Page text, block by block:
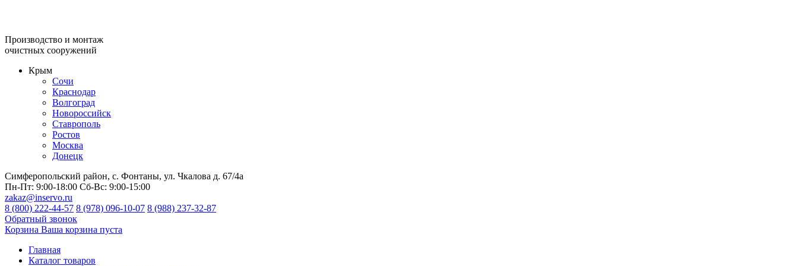
Производство и монтаж
очистных сооружений
Крым
Сочи
Краснодар
Волгоград
Новороссийск
Ставрополь
Ростов
Москва
Донецк
Симферопольский район, с. Фонтаны, ул. Чкалова д. 67/4а
Пн-Пт: 9:00-18:00 Сб-Вс: 9:00-15:00
zakaz@inservo.ru
8 (800) 222-44-57 8 (978) 096-10-07 8 (988) 237-32-87
Обратный звонок
Корзина Ваша корзина пуста
Главная
Каталог товаров